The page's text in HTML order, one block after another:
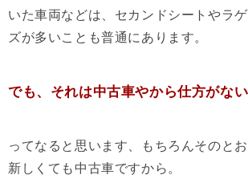
いた車両などは、セカンドシートやラ
ズが多いことも普通にあります。
でも、それは中古車やから仕方がない
ってなると思います、もちろんそのと
新しくても中古車ですから。